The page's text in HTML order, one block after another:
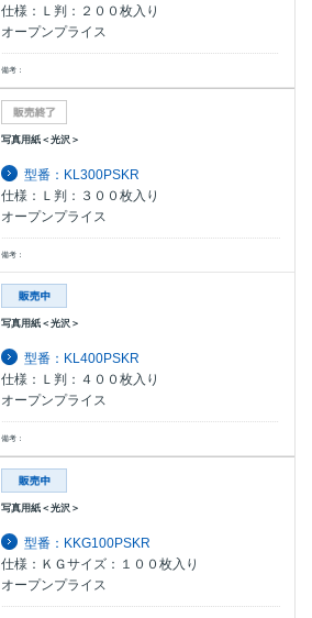
仕様：Ｌ判：２００枚入り
オープンプライス
備考：
写真用紙＜光沢＞
型番：KL300PSKR
仕様：Ｌ判：３００枚入り
オープンプライス
備考：
写真用紙＜光沢＞
型番：KL400PSKR
仕様：Ｌ判：４００枚入り
オープンプライス
備考：
写真用紙＜光沢＞
型番：KKG100PSKR
仕様：ＫＧサイズ：１００枚入り
オープンプライス